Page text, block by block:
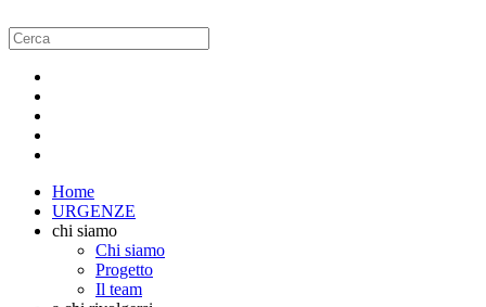
Home
URGENZE
chi siamo
Chi siamo
Progetto
Il team